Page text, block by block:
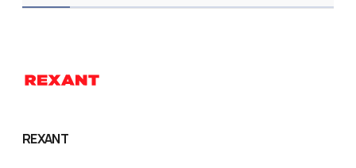
REXANT